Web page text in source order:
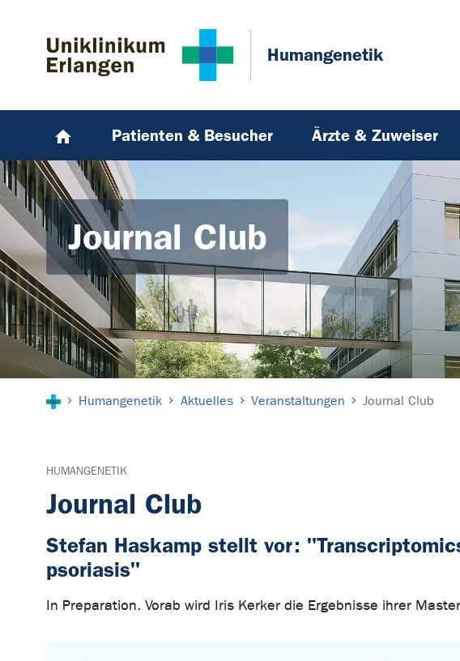
Humangenetik
Patienten & Besucher Ärzte & Zuweiser
Journal Club
Humangenetik Aktuelles Veranstaltungen Journal Club
HUMANGENETIK
Journal Club
Stefan Haskamp stellt vor:
psoriasis"
In Preparation. Vorab wird Iris Kerker die Ergebnisse ihrer